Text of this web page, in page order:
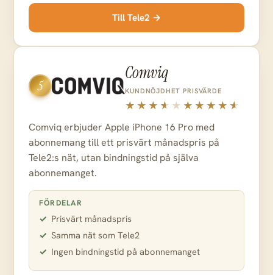
Till Tele2 →
5
Comviq
KUNDNÖJDHET PRISVÄRDE
Comviq erbjuder Apple iPhone 16 Pro med
abonnemang till ett prisvärt månadspris på
Tele2:s nät, utan bindningstid på själva
abonnemanget.
FÖRDELAR
Prisvärt månadspris
Samma nät som Tele2
Ingen bindningstid på abonnemanget